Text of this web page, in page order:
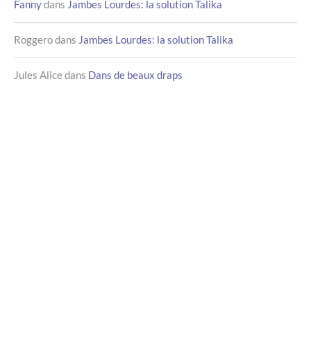
Fannydans Jambes Lourdes: la solution Talika
Roggerodans Jambes Lourdes: la solution Talika
Jules Alicedans Dans de beaux draps